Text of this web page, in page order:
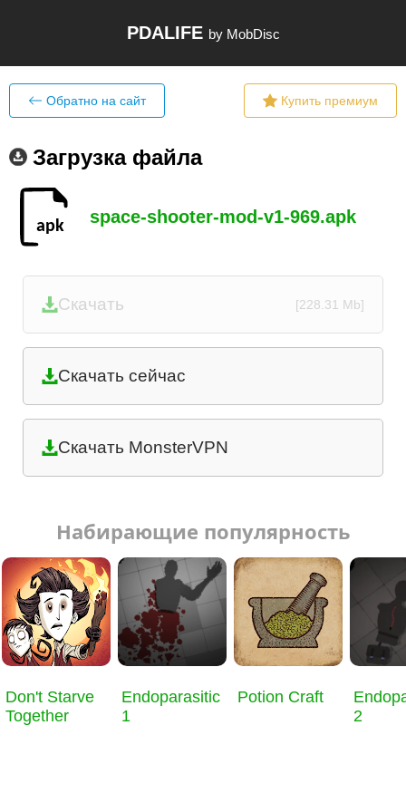
PDALIFE by MobDisc
Обратно на сайт Купить премиум
Загрузка файла
space-shooter-mod-v1-969.apk
Скачать [228.31 Mb]
Скачать сейчас
Скачать MonsterVPN
Набирающие популярность
Don't Starve
Together
Endoparasitic
1
Potion Craft
2